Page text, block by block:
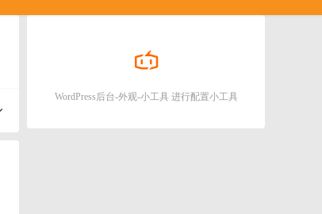
WordPress后台-外观-小工具 进行配置小工具